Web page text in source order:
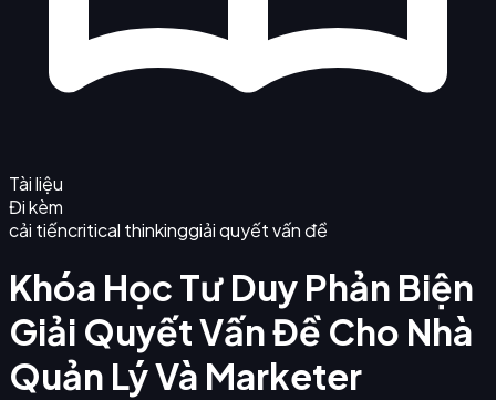
Tài liệu
Đi kèm
cải tiếncritical thinkinggiải quyết vấn đề
Khóa Học Tư Duy Phản Biện
Giải Quyết Vấn Đề Cho Nhà
Quản Lý Và Marketer